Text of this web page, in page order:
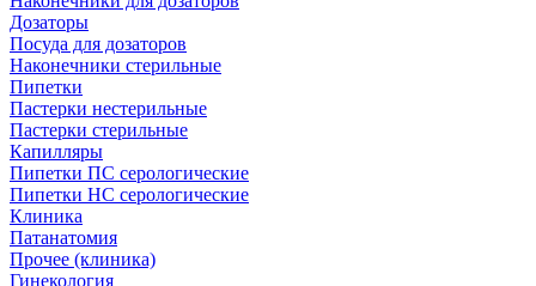
Дозаторы
Посуда для дозаторов
Наконечники стерильные
Пипетки
Пастерки нестерильные
Пастерки стерильные
Капилляры
Пипетки ПС серологические
Пипетки НС серологические
Клиника
Патанатомия
Прочее (клиника)
Гинекология